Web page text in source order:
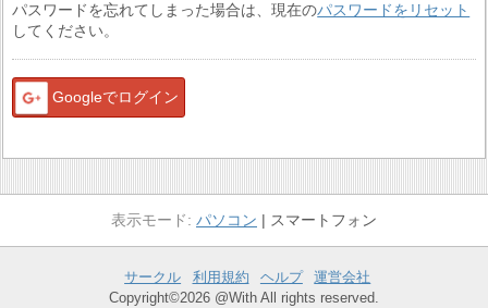
パスワードを忘れてしまった場合は、現在のパスワードをリセット
してください。
Googleでログイン
パソコン スマートフォン
サークル 利用規約 ヘルプ
運営会社
Copyright©2026 @With All rights reserved.